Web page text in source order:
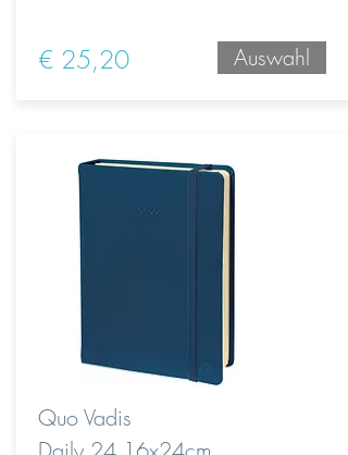
€ 25,20
Quo Vadis
Auswahl